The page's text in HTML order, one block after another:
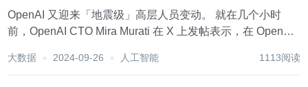
OpenAI 又迎来「地震级」高层人员变动。 就在几个小时
前，OpenAI CTO Mira Murati 在 X 上发帖表示，在 OpenAI
Mira Murati 的离职公开信全文（第一人称）:...
大数据 2024-09-26 人工智能 1113阅读